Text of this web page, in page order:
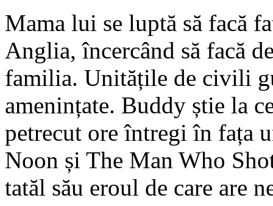
Mama lui se luptă să facă
Anglia, încercând să facă
familia. Unitățile de civili
amenințate. Buddy știe la
petrecut ore întregi în fața
Noon și The Man Who
tatăl său eroul de care are